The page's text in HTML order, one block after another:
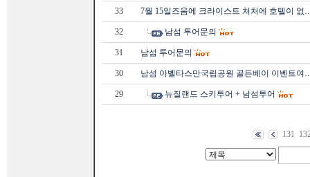
33 7월 15일즈음에 크라이스트 처처에 호텔이 없
32 남섬 투어문의
31 남섬 투어문의
30 남섬 아벨타스만국립공원 골든베이 이벤트여
29 뉴질랜드 스키투어 + 남섬투어
131